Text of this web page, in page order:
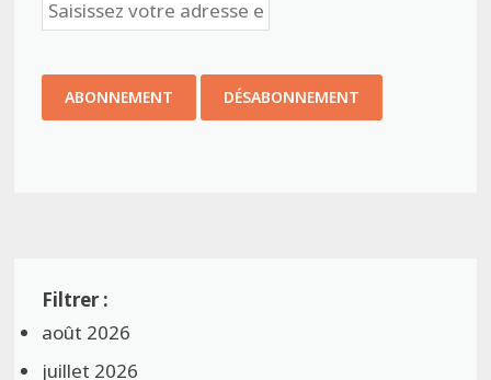
août 2026
juillet 2026